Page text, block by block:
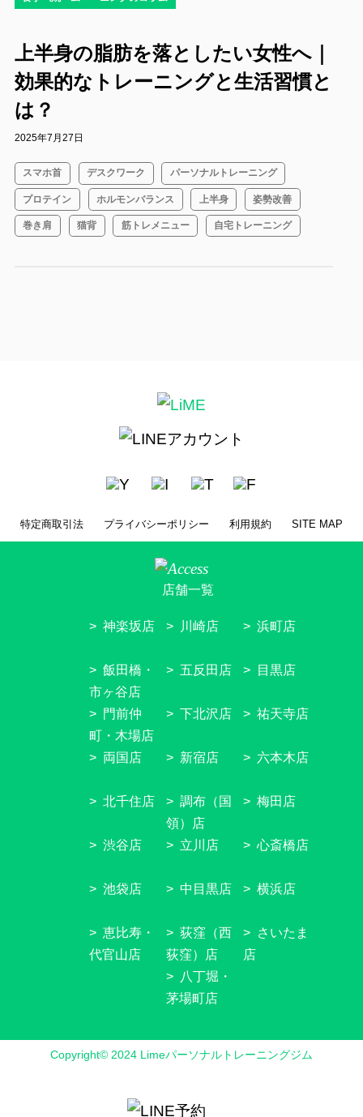
上半身の脂肪を落としたい女性へ｜
効果的なトレーニングと生活習慣と
は？
2025年7月27日
スマホ首 デスクワーク パーソナルトレーニング
プロテイン ホルモンバランス 上半身 姿勢改善
巻き肩 猫背 筋トレメニュー 自宅トレーニング
特定商取引法 プライバシーポリシー 利用規約 SITE MAP
店舗一覧
神楽坂店
飯田橋・
市ヶ谷店
門前仲
町・木場店
両国店
北千住店
渋谷店
池袋店
恵比寿・
代官山店
川崎店
五反田店
下北沢店
新宿店
調布（国
領）店
立川店
中目黒店
荻窪（西
荻窪）店
八丁堀・
茅場町店
浜町店
目黒店
祐天寺店
六本木店
梅田店
心斎橋店
横浜店
さいたま
店
Copyright© 2024 Limeパーソナルトレーニングジム